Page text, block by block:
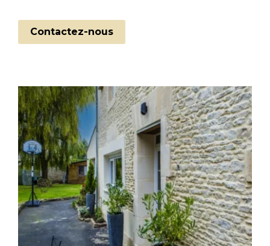
Contactez-nous